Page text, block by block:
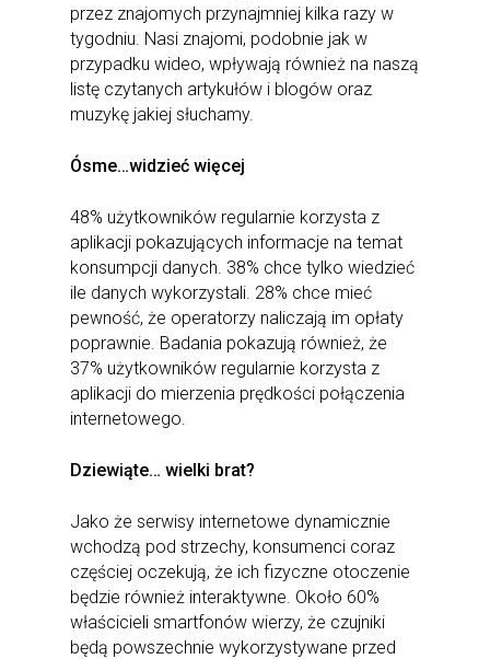
przez znajomych przynajmniej kilka razy w
tygodniu. Nasi znajomi, podobnie jak w
przypadku wideo, wpływają również na naszą
listę czytanych artykułów i blogów oraz
muzykę jakiej słuchamy.
Ósme…widzieć więcej
48% użytkowników regularnie korzysta z
aplikacji pokazujących informacje na temat
konsumpcji danych. 38% chce tylko wiedzieć
ile danych wykorzystali. 28% chce mieć
pewność, że operatorzy naliczają im opłaty
poprawnie. Badania pokazują również, że
37% użytkowników regularnie korzysta z
aplikacji do mierzenia prędkości połączenia
internetowego.
Dziewiąte… wielki brat?
Jako że serwisy internetowe dynamicznie
wchodzą pod strzechy, konsumenci coraz
częściej oczekują, że ich fizyczne otoczenie
będzie również interaktywne. Około 60%
właścicieli smartfonów wierzy, że czujniki
będą powszechnie wykorzystywane przed